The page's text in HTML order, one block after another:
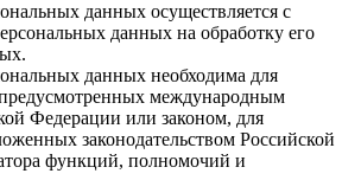
данных осуществляется с
данных на обработку его
данных необходима для
международным
Федерации или законом, для
законодательством Российской
функций, полномочий и